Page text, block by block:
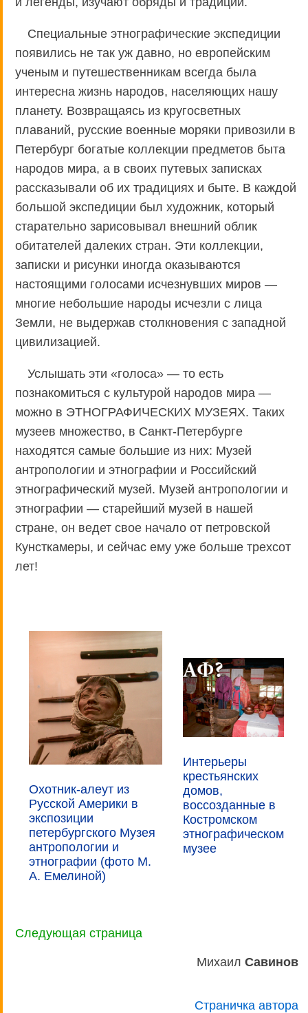
Специальные этнографические экспедиции
появились не так уж давно, но европейским
ученым и путешественникам всегда была
интересна жизнь народов, населяющих нашу
планету. Возвращаясь из кругосветных
плаваний, русские военные моряки привозили в
Петербург богатые коллекции предметов быта
народов мира, а в своих путевых записках
рассказывали об их традициях и быте. В каждой
большой экспедиции был художник, который
старательно зарисовывал внешний облик
обитателей далеких стран. Эти коллекции,
записки и рисунки иногда оказываются
настоящими голосами исчезнувших миров —
многие небольшие народы исчезли с лица
Земли, не выдержав столкновения с западной
цивилизацией.
Услышать эти «голоса» — то есть
познакомиться с культурой народов мира —
можно в ЭТНОГРАФИЧЕСКИХ МУЗЕЯХ. Таких
музеев множество, в Санкт-Петербурге
находятся самые большие из них: Музей
антропологии и этнографии и Российский
этнографический музей. Музей антропологии и
этнографии — старейший музей в нашей
стране, он ведет свое начало от петровской
Кунсткамеры, и сейчас ему уже больше трехсот
лет!
Охотник-алеут из
Русской Америки в
экспозиции
петербургского Музея
антропологии и
этнографии (фото М.
А. Емелиной)
Интерьеры
крестьянских
домов,
воссозданные в
Костромском
этнографическом
музее
Следующая страница
Михаил Савинов
Страничка автора